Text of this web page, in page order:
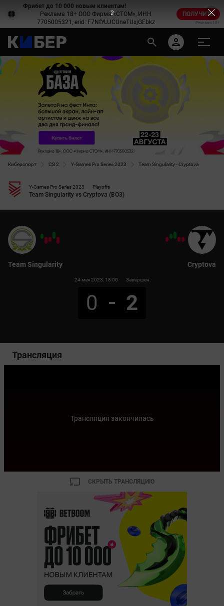
Фрибет до 10 000 новым клиентам!
Реклама 18+ ООО Фирма «СТОМ», ИНН
7705005321, erid: F7NfYUJCUneTUxjGEbkz
ПОЛУЧИТЬ
Реклама 18+
Киберспорт CS 2 Y-Games Pro Series 2023 Team Singularity - Cryptova
Y-Games Pro Series 2023 Playoffs
Team Singularity vs Cryptova (BO3)
Team Singularity
24 мая 2023 , 18:00 Завершен
0 2
Cryptova
Трансляция
Трансляция закончилась
СКРЫТЬ ТРАНСЛЯЦИЮ
2